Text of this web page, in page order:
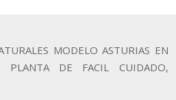
MODELO ASTURIAS EN
PLANTA DE FACIL CUIDADO,